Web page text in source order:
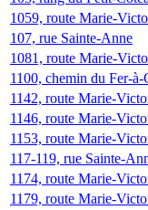
1059, route Marie-
107, rue Sainte-Anne
1081, route Marie-
1100, chemin du Fer-à-
1142, route Marie-
1146, route Marie-
1153, route Marie-
117-119, rue Sainte-
1174, route Marie-
1179, route Marie-